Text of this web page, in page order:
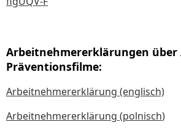
Arbeitnehmererklärungen über
Präventionsfilme:
Arbeitnehmererklärung (englisch)
Arbeitnehmererklärung (polnisch)